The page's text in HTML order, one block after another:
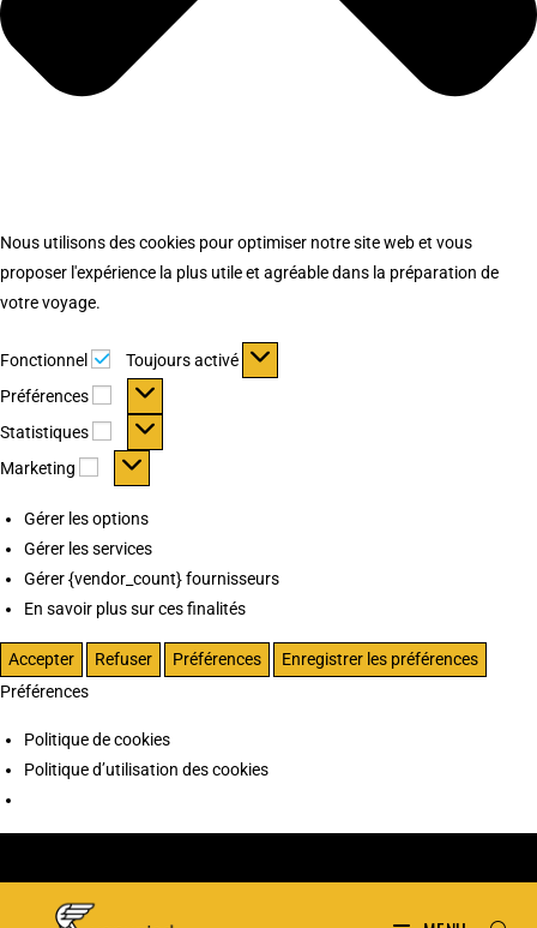
Nous utilisons des cookies pour optimiser notre site web et vous
proposer l'expérience la plus utile et agréable dans la préparation de
votre voyage.
Fonctionnel Fonctionnel
Toujours activé
Préférences
Préférences
Statistiques Statistiques
Marketing Marketing
Gérer les options
Gérer les services
Gérer {vendor_count} fournisseurs
En savoir plus sur ces finalités
Accepter Refuser Préférences
Enregistrer les préférences
Préférences
Politique de cookies
Politique d’utilisation des cookies